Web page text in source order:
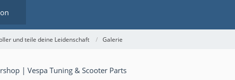
und teile deine Leidenschaft Galerie